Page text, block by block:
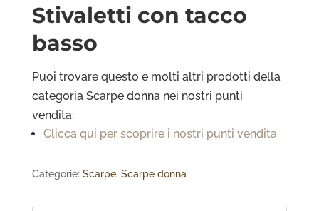
Stivaletti con tacco
basso
Puoi trovare questo e molti altri prodotti della
categoria Scarpe donna nei nostri punti
vendita:
Clicca qui per scoprire i nostri punti vendita
Categorie: Scarpe, Scarpe donna